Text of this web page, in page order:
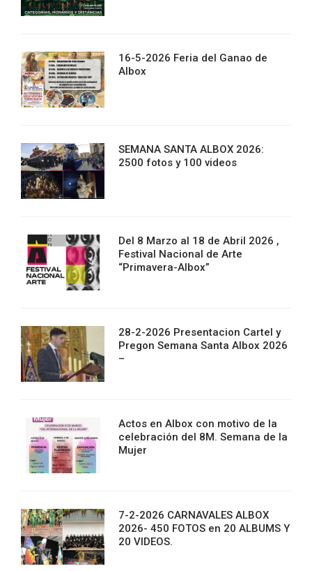
16-5-2026 Feria del Ganao de
Albox
SEMANA SANTA ALBOX 2026:
2500 fotos y 100 videos
Del 8 Marzo al 18 de Abril 2026 ,
Festival Nacional de Arte
“Primavera-Albox”
28-2-2026 Presentacion Cartel y
Pregon Semana Santa Albox 2026
–
Actos en Albox con motivo de la
celebración del 8M. Semana de la
Mujer
7-2-2026 CARNAVALES ALBOX
2026- 450 FOTOS en 20 ALBUMS Y
20 VIDEOS.